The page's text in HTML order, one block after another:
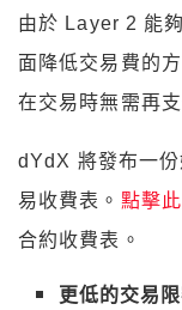
由於 Layer 2 能
面降低交易費的
在交易時無需再
dYdX 將發布一
易收費表。 點擊
合約收費表。
更低的交易